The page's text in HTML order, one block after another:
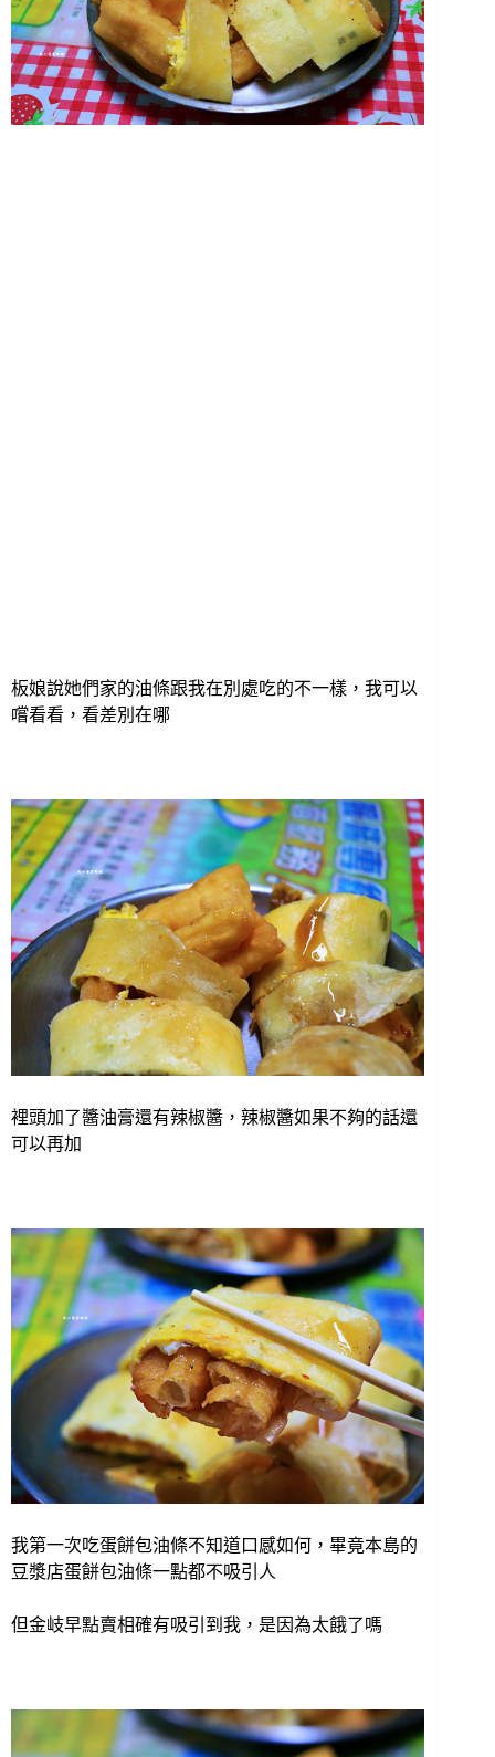
板娘說她們家的油條跟我在別處吃的不一樣，我可以
嚐看看，看差別在哪
裡頭加了醬油膏還有辣椒醬，辣椒醬如果不夠的話還
可以再加
我第一次吃蛋餅包油條不知道口感如何，畢竟本島的
豆漿店蛋餅包油條一點都不吸引人
但金岐早點賣相確有吸引到我，是因為太餓了嗎